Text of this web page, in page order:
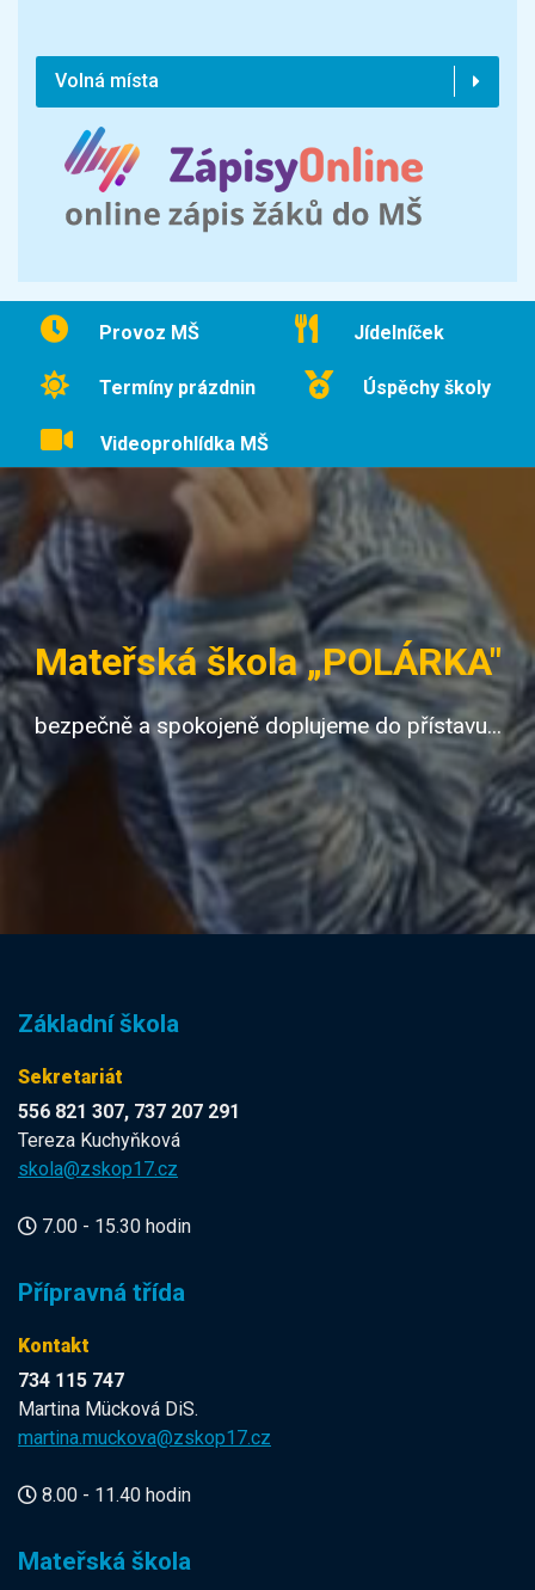
Volná místa
Provoz MŠ Jídelníček
Termíny prázdnin Úspěchy školy
Videoprohlídka MŠ
Mateřská škola „POLÁRKA"
bezpečně a spokojeně doplujeme do přístavu...
Základní škola
Sekretariát
556 821 307, 737 207 291
Tereza Kuchyňková
skola@zskop17.cz
7.00 - 15.30 hodin
Přípravná třída
Kontakt
734 115 747
Martina Mücková DiS.
martina.muckova@zskop17.cz
8.00 - 11.40 hodin
Mateřská škola